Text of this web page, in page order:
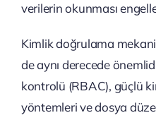
verilerin okunması
Kimlik doğrulama
de aynı derecede
kontrolü (RBAC), güçlü
yöntemleri ve dosya